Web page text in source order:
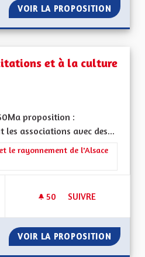
VOIR LA PROPOSITION
et à la culture
proposition :
les associations avec des...
: La Culture, l'Education et
le rayonnement de l'Alsace
50 50 ABONNÉS
SUIVRE
VOIR LA PROPOSITION